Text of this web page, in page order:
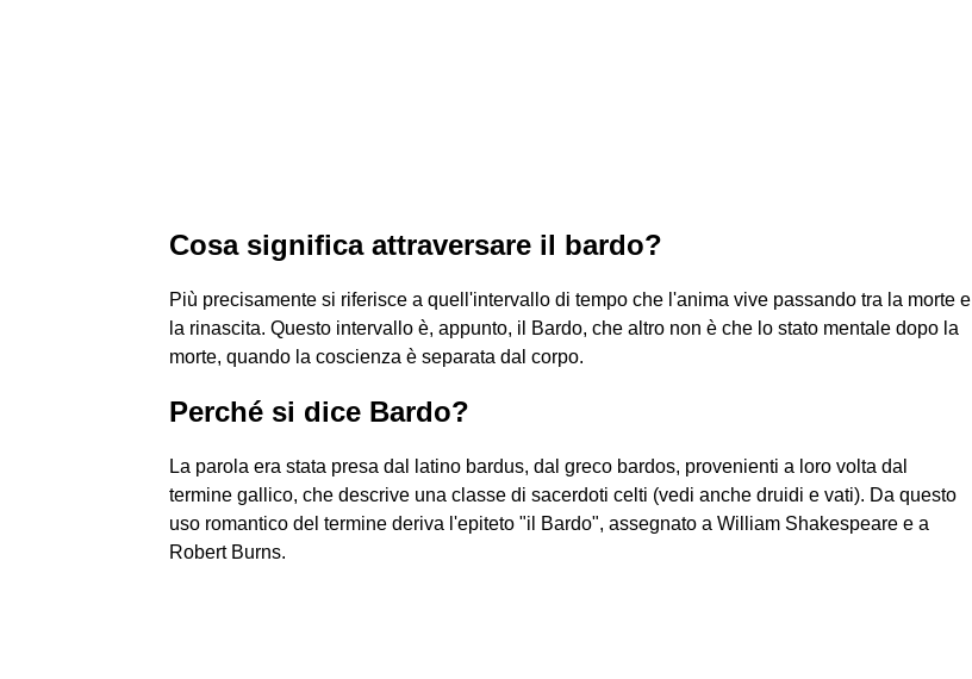
Cosa significa attraversare il bardo?
Più precisamente si riferisce a quell'intervallo di tempo che l'anima vive passando tra la morte e
la rinascita. Questo intervallo è, appunto, il Bardo, che altro non è che lo stato mentale dopo la
morte, quando la coscienza è separata dal corpo.
Perché si dice Bardo?
La parola era stata presa dal latino bardus, dal greco bardos, provenienti a loro volta dal
termine gallico, che descrive una classe di sacerdoti celti (vedi anche druidi e vati). Da questo
uso romantico del termine deriva l'epiteto "il Bardo", assegnato a William Shakespeare e a
Robert Burns.